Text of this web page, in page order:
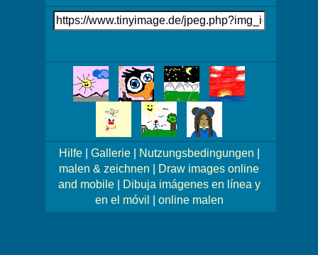
Link
auf's
Bilder!
Hilfe| Gallerie| Nutzungsbedingungen
malen & zeichnen
Draw images online
and mobile|
Dibuja imágenes en línea y
en el móvil
online malen